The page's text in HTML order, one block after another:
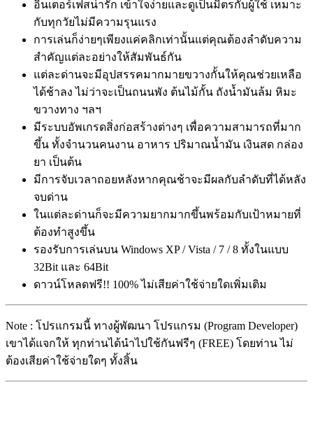
อินเตอร์เฟสน่ารัก เข้าใจง่ายและดูเป็นมิตรกับผู้ใช้ เหมาะ
กับทุกวัยไม่มีความรุนแรง
การเล่นก็ง่ายๆเพียงแค่คลิกเท่านั้นแต่คุณต้องลำดับความ
สำคัญแต่ละอย่างให้สัมพันธ์กัน
แต่ละด่านจะมีอุปสรรคมากมายขวางกั้นให้คุณช่วยเหลือ
ได้ช้าลง ไม่ว่าจะเป็นถนนพัง ต้นไม้กั้น ถังน้ำมันล้ม หิมะ
ขวางทาง ฯลฯ
มีระบบอัพเกรดสิ่งก่อสร้างต่างๆ เพื่อความสามารถที่มาก
ขึ้น ทั้งจำนวนคนงาน อาหาร ปริมาณน้ำมัน เงินสด กล่อง
ยา เป็นต้น
มีการจับเวลาถอยหลังหากคุณช้าจะมีผลกับลำดับที่ได้หลัง
จบด่าน
ในแต่ละด่านก็จะมีความยากมากขึ้นพร้อมกับเป้าหมายที่
ต้องทำสูงขึ้น
รองรับการเล่นบน Windows XP / Vista / 7 / 8 ทั้งในแบบ
32Bit และ 64Bit
ดาวน์โหลดฟรี!! 100% ไม่เสียค่าใช้จ่ายใดเพิ่มเติม
Note : โปรแกรมนี้ ทางผู้พัฒนา โปรแกรม (Program Developer)
เขาได้แจกให้ ทุกท่านได้นำไปใช้กันฟรีๆ (FREE) โดยท่าน ไม่
ต้องเสียค่าใช้จ่ายใดๆ ทั้งสิ้น